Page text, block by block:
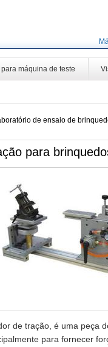
máquina de teste
de ensaio de
para
de tração, é uma peça
para fornecer